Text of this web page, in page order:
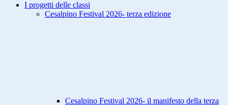
I progetti delle classi
Cesalpino Festival 2026- terza edizione
Cesalpino Festival 2026- il manifesto della terza